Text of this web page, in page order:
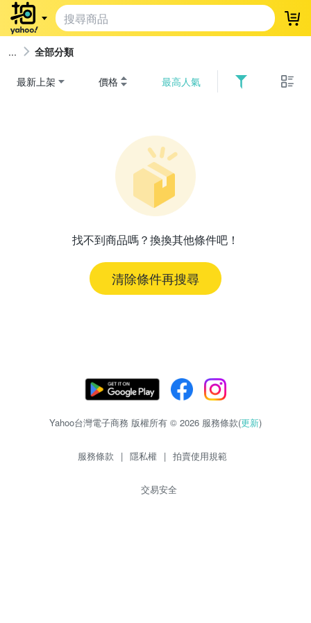
登
全部分類
最新上架 價格 最高人氣
找不到商品嗎？換換其他條件吧！
清除條件再搜尋
Yahoo台灣電子商務 版權所有 © 2026 服務條款(更新)
服務條款 | 隱私權 | 拍賣使用規範
交易安全